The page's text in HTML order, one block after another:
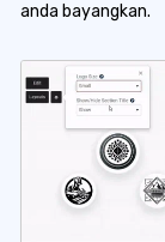
anda bayangkan.